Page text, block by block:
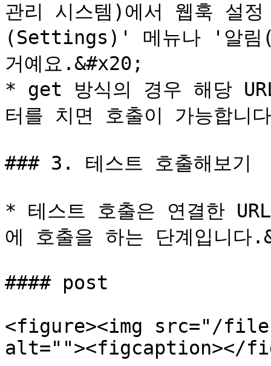
관리 시스템)에서 웹훅 설
(Settings)' 메뉴나 '알
거예요.&#x20;
* get 방식의 경우 해당
터를 치면 호출이 가능합니
### 3. 테스트 호출해보기
* 테스트 호출은 연결한
에 호출을 하는 단계입니다
#### post
<figure><img src="/files/
alt=""><figcaption></